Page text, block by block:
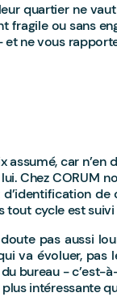
quartier ne
fragile ou sans
ne vous
car n’en
Chez CORUM
de
tout cycle est
pas aussi
va évoluer, pas
bureau - c’est-
intéressante